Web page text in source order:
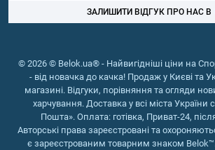
Правила вживання
спортсмени ризикують травмувати
Щоб не допустити травм, атлети
добавки з колагеном. Речовини
тканину міцнішою і суттєво
відновлювальні процеси.
ЗАЛИШИТИ ВІДГУК ПРО НАС В
© 2026 © Belok.ua® - Найвигідніші ціни на
- від новачка до качка! Продаж у Києві та
магазині. Відгуки, порівняння та огляди
харчування. Доставка у всі міста
Пошта». Оплата: готівка, Приват-24,
Авторські права зареєстровані та
є зареєстрованим товарним знаком